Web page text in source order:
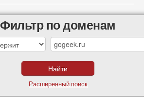
Фильтр по доменам
Расширенный поиск